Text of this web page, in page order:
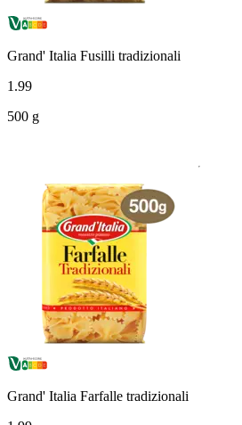
Grand' Italia Fusilli tradizionali
1 .99
500 g
Grand' Italia Farfalle tradizionali